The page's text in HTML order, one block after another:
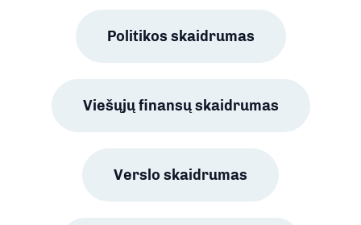
Politikos skaidrumas
Viešųjų finansų skaidrumas
Verslo skaidrumas